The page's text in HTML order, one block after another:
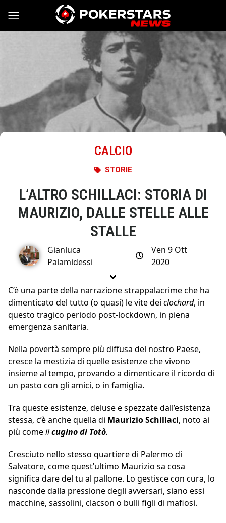
Vai al contenuto
CALCIO
STORIE
L’ALTRO SCHILLACI: STORIA DI
MAURIZIO, DALLE STELLE ALLE
STALLE
Gianluca
Palamidessi
Ven 9 Ott
2020
C’è una parte della narrazione strappalacrime che ha
dimenticato del tutto (o quasi) le vite dei clochard, in
questo tragico periodo post-lockdown, in piena
emergenza sanitaria.
Nella povertà sempre più diffusa del nostro Paese,
cresce la mestizia di quelle esistenze che vivono
insieme al tempo, provando a dimenticare il ricordo di
un pasto con gli amici, o in famiglia.
Tra queste esistenze, deluse e spezzate dall’esistenza
stessa, c’è anche quella di Maurizio Schillaci, noto ai
più comeilcugino di Totò.
Cresciuto nello stesso quartiere di Palermo di
Salvatore, come quest’ultimo Maurizio sa cosa
significa dare del tu al pallone. Lo gestisce con cura, lo
nasconde dalla pressione degli avversari, siano essi
macchine, sassolini, clacson o bulli figli di mafiosi.